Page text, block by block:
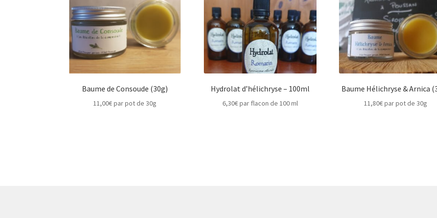
Baume de Consoude (30g)
11,00€par pot de 30g
Hydrolat d’hélichryse – 100ml
6,30€par flacon de 100 ml
Baume Hélichryse & Arnica
11,80€par pot de 30g